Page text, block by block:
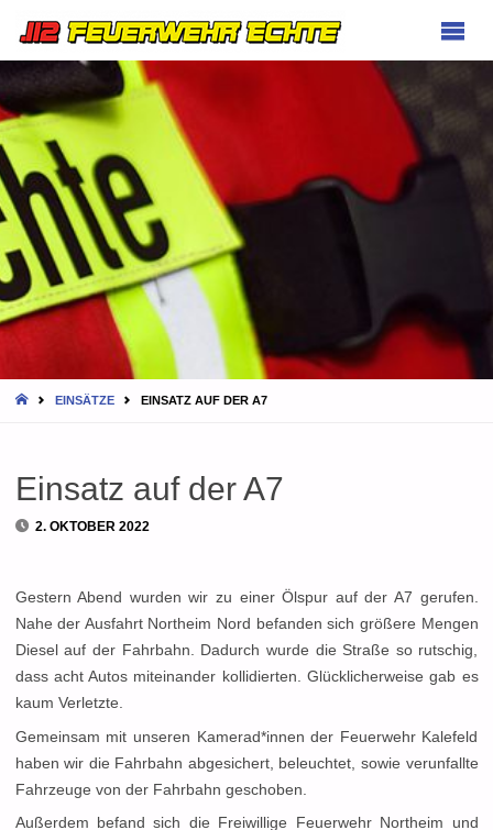
HOMEEINSÄTZE EINSATZ AUF DER A7
Einsatz auf der A7
2. OKTOBER 2022
Gestern Abend wurden wir zu einer Ölspur auf der A7 gerufen.
Nahe der Ausfahrt Northeim Nord befanden sich größere Mengen
Diesel auf der Fahrbahn. Dadurch wurde die Straße so rutschig,
dass acht Autos miteinander kollidierten. Glücklicherweise gab es
kaum Verletzte.
Gemeinsam mit unseren Kamerad*innen der Feuerwehr Kalefeld
haben wir die Fahrbahn abgesichert, beleuchtet, sowie verunfallte
Fahrzeuge von der Fahrbahn geschoben.
Außerdem befand sich die Freiwillige Feuerwehr Northeim und